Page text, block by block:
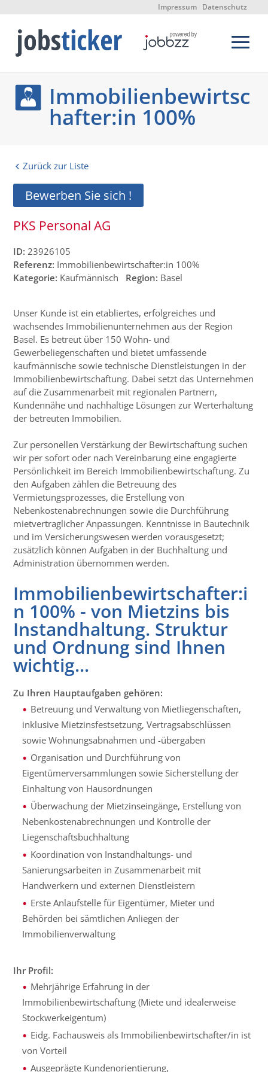
Impressum Datenschutz
Immobilienbewirtsc
hafter:in 100%
Zurück zur Liste
Bewerben Sie sich !
PKS Personal AG
ID: 23926105
Referenz: Immobilienbewirtschafter:in 100%
Kategorie: Kaufmännisch Region: Basel
Unser Kunde ist ein etabliertes, erfolgreiches und
wachsendes Immobilienunternehmen aus der Region
Basel. Es betreut über 150 Wohn- und
Gewerbeliegenschaften und bietet umfassende
kaufmännische sowie technische Dienstleistungen in der
Immobilienbewirtschaftung. Dabei setzt das Unternehmen
auf die Zusammenarbeit mit regionalen Partnern,
Kundennähe und nachhaltige Lösungen zur Werterhaltung
der betreuten Immobilien.
Zur personellen Verstärkung der Bewirtschaftung suchen
wir per sofort oder nach Vereinbarung eine engagierte
Persönlichkeit im Bereich Immobilienbewirtschaftung. Zu
den Aufgaben zählen die Betreuung des
Vermietungsprozesses, die Erstellung von
Nebenkostenabrechnungen sowie die Durchführung
mietvertraglicher Anpassungen. Kenntnisse in Bautechnik
und im Versicherungswesen werden vorausgesetzt;
zusätzlich können Aufgaben in der Buchhaltung und
Administration übernommen werden.
Immobilienbewirtschafter:i
n 100% - von Mietzins bis
Instandhaltung. Struktur
und Ordnung sind Ihnen
wichtig...
Zu Ihren Hauptaufgaben gehören:
Betreuung und Verwaltung von Mietliegenschaften,
inklusive Mietzinsfestsetzung, Vertragsabschlüssen
sowie Wohnungsabnahmen und -übergaben
Organisation und Durchführung von
Eigentümerversammlungen sowie Sicherstellung der
Einhaltung von Hausordnungen
Überwachung der Mietzinseingänge, Erstellung von
Nebenkostenabrechnungen und Kontrolle der
Liegenschaftsbuchhaltung
Koordination von Instandhaltungs- und
Sanierungsarbeiten in Zusammenarbeit mit
Handwerkern und externen Dienstleistern
Erste Anlaufstelle für Eigentümer, Mieter und
Behörden bei sämtlichen Anliegen der
Immobilienverwaltung
Ihr Profil:
Mehrjährige Erfahrung in der
Immobilienbewirtschaftung (Miete und idealerweise
Stockwerkeigentum)
Eidg. Fachausweis als Immobilienbewirtschafter/in ist
von Vorteil
Ausgeprägte Kundenorientierung,